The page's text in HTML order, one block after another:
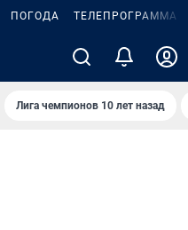
ПОГОДА ТЕЛЕПРОГРАММА
Лига чемпионов 10 лет назад